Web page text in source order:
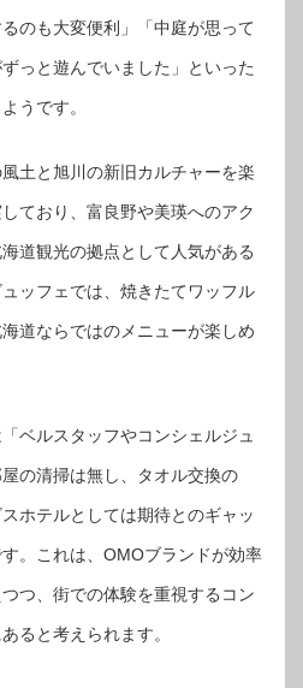
のも大変便利」「中庭が思って
っと遊んでいました」といった
うです。
土と旭川の新旧カルチャーを楽
ており、富良野や美瑛へのアク
道観光の拠点として人気がある
ッフェでは、焼きたてワッフル
道ならではのメニューが楽しめ
ベルスタッフやコンシェルジュ
の清掃は無し、タオル交換の
ホテルとしては期待とのギャッ
。これは、OMOブランドが効率
つ、街での体験を重視するコン
ると考えられます。